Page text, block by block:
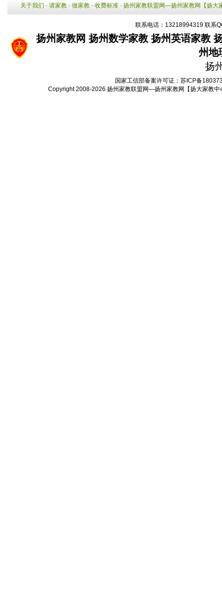
关于我们 - 请家教 - 做家教 - 收费标准 - 扬州家教联盟网—扬州家教网【扬大
联系电话：13218994319 联系
扬州家教网 扬州数学家教 扬州英语家教
州地
扬
国家工信部备案许可证： 苏ICP备
Copyright 2008-2026 扬州家教联盟网—扬州家教网【扬大家教